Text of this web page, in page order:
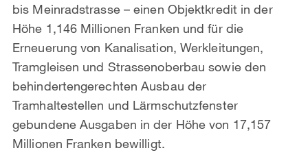
bis Meinradstrasse – einen Objektkredit in der
Höhe 1,146 Millionen Franken und für die
Erneuerung von Kanalisation, Werkleitungen,
Tramgleisen und Strassenoberbau sowie den
behindertengerechten Ausbau der
Tramhaltestellen und Lärmschutzfenster
gebundene Ausgaben in der Höhe von 17,157
Millionen Franken bewilligt.